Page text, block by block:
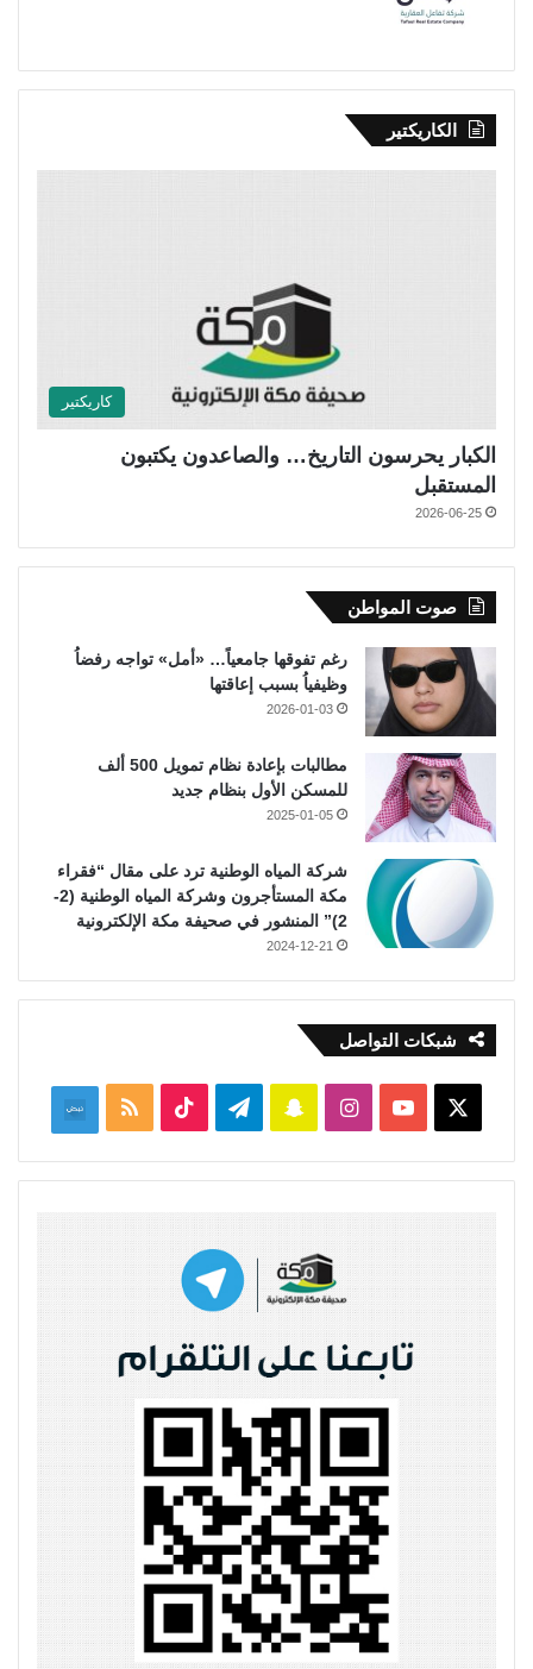
الكاريكتير
كاريكتير
الكبار يحرسون التاريخ… والصاعدون يكتبون
المستقبل
2026-06-25
صوت المواطن
رغم تفوقها جامعياً… «أمل» تواجه رفضاُ
وظيفياُ بسبب إعاقتها
2026-01-03
مطالبات بإعادة نظام تمويل 500 ألف
للمسكن الأول بنظام جديد
2025-01-05
شركة المياه الوطنية ترد على مقال “فقراء
مكة المستأجرون وشركة المياه الوطنية (2-
2)” المنشور في صحيفة مكة الإلكترونية
2024-12-21
شبكات التواصل
‫YouTubeانستقرامسناب
تيلقرام ‫TikTok ملخص